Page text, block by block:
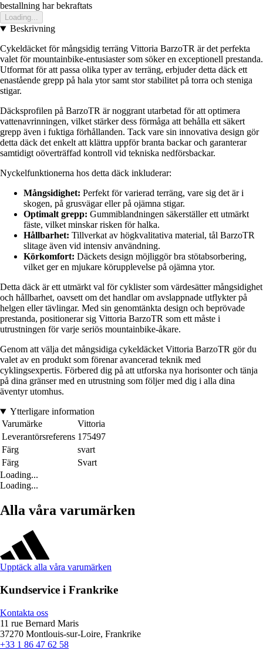
bestallning har bekraftats
Loading...
Beskrivning
Cykeldäcket för mångsidig terräng Vittoria BarzoTR är det perfekta
valet för mountainbike-entusiaster som söker en exceptionell prestanda.
Utformat för att passa olika typer av terräng, erbjuder detta däck ett
enastående grepp på hala ytor samt stor stabilitet på torra och steniga
stigar.
Däcksprofilen på BarzoTR är noggrant utarbetad för att optimera
vattenavrinningen, vilket stärker dess förmåga att behålla ett säkert
grepp även i fuktiga förhållanden. Tack vare sin innovativa design gör
detta däck det enkelt att klättra uppför branta backar och garanterar
samtidigt oöverträffad kontroll vid tekniska nedförsbackar.
Nyckelfunktionerna hos detta däck inkluderar:
Mångsidighet: Perfekt för varierad terräng, vare sig det är i
skogen, på grusvägar eller på ojämna stigar.
Optimalt grepp: Gummiblandningen säkerställer ett utmärkt
fäste, vilket minskar risken för halka.
Hållbarhet: Tillverkat av högkvalitativa material, tål BarzoTR
slitage även vid intensiv användning.
Körkomfort: Däckets design möjliggör bra stötabsorbering,
vilket ger en mjukare körupplevelse på ojämna ytor.
Detta däck är ett utmärkt val för cyklister som värdesätter mångsidighet
och hållbarhet, oavsett om det handlar om avslappnade utflykter på
helgen eller tävlingar. Med sin genomtänkta design och beprövade
prestanda, positionerar sig Vittoria BarzoTR som ett måste i
utrustningen för varje seriös mountainbike-åkare.
Genom att välja det mångsidiga cykeldäcket Vittoria BarzoTR gör du
valet av en produkt som förenar avancerad teknik med
cyklingsexpertis. Förbered dig på att utforska nya horisonter och tänja
på dina gränser med en utrustning som följer med dig i alla dina
äventyr utomhus.
Ytterligare information
Varumärke
Vittoria
Leverantörsreferens 175497
Färg
svart
Färg
Svart
Loading...
Loading...
Alla våra varumärken
Upptäck alla våra varumärken
Kundservice i Frankrike
Kontakta oss
11 rue Bernard Maris
37270 Montlouis-sur-Loire, Frankrike
+33 1 86 47 62 58